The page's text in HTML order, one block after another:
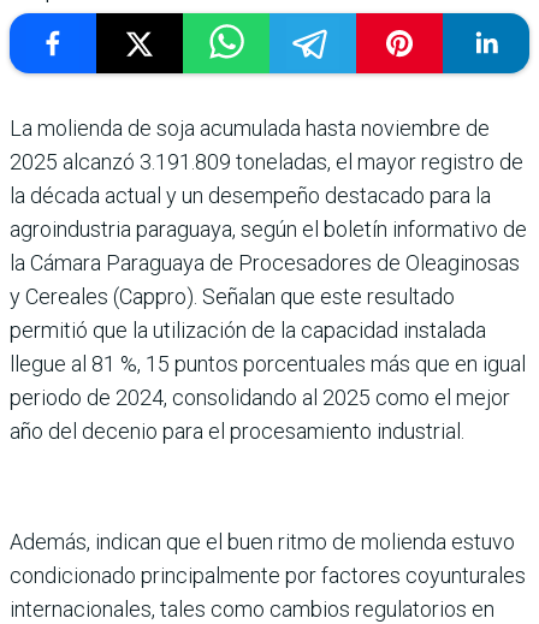
La molienda de soja acumulada hasta noviembre de
2025 alcanzó 3.191.809 toneladas, el mayor registro de
la década actual y un desempeño des­tacado para la
agroindustria paraguaya, según el boletín informativo de
la Cámara Paraguaya de Procesadores de Oleaginosas
y Cereales (Cappro). Señalan que este resultado
permitió que la uti­lización de la capacidad ins­talada
llegue al 81 %, 15 pun­tos porcentuales más que en igual
periodo de 2024, conso­lidando al 2025 como el mejor
año del decenio para el proce­samiento industrial.
Además, indican que el buen ritmo de molienda estuvo
condicionado principal­mente por factores coyuntu­rales
internacionales, tales como cambios regulatorios en